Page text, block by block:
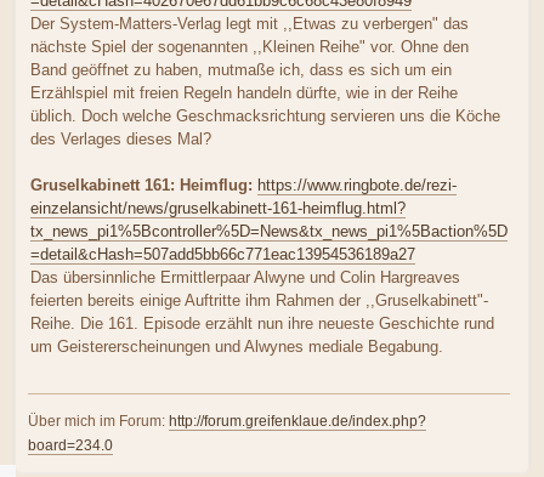
Der System-Matters-Verlag legt mit ,,Etwas zu verbergen" das
nächste Spiel der sogenannten ,,Kleinen Reihe" vor. Ohne den
Band geöffnet zu haben, mutmaße ich, dass es sich um ein
Erzählspiel mit freien Regeln handeln dürfte, wie in der Reihe
üblich. Doch welche Geschmacksrichtung servieren uns die Köche
des Verlages dieses Mal?
Gruselkabinett 161: Heimflug: https://www.ringbote.de/rezi-
einzelansicht/news/gruselkabinett-161-heimflug.html?
tx_news_pi1%5Bcontroller%5D=News&tx_news_pi1%5Baction%5D
=detail&cHash=507add5bb66c771eac13954536189a27
Das übersinnliche Ermittlerpaar Alwyne und Colin Hargreaves
feierten bereits einige Auftritte ihm Rahmen der ,,Gruselkabinett"-
Reihe. Die 161. Episode erzählt nun ihre neueste Geschichte rund
um Geistererscheinungen und Alwynes mediale Begabung.
Über mich im Forum: http://forum.greifenklaue.de/index.php?
board=234.0